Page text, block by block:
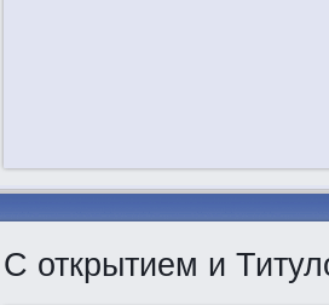
C открытием и